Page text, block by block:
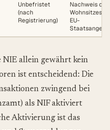
Unbefristet
(nach
Registrierung)
Nachweis des
Wohnsitzes
EU-
NIE allein gewährt kein
ist entscheidend: Die
zwingend bei
als NIF aktiviert
Aktivierung ist das